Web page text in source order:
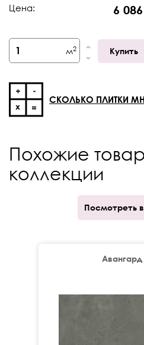
Толщина
Кратность отпуска
V-Shade
Цена: 6
м2 Купить
СКОЛЬКО ПЛИТКИ
Похожие
коллекции
Посмотреть
Авангард